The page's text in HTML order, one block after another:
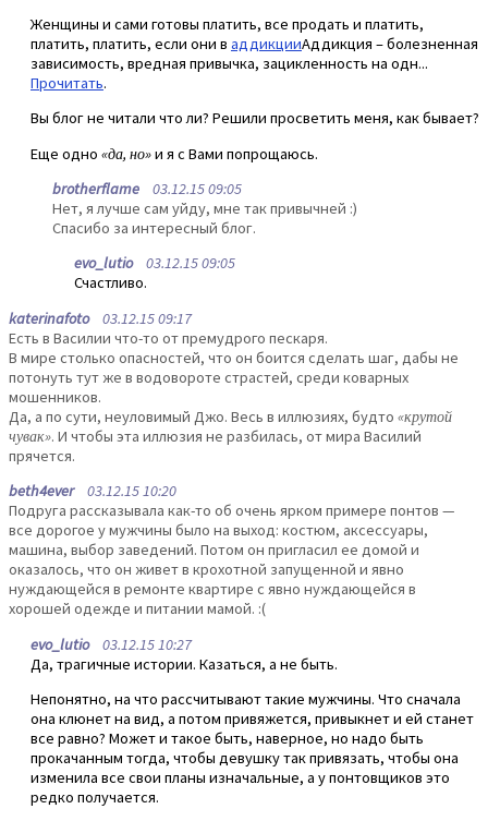
Женщины и сами готовы платить, все продать и платить,
платить, платить, если они в аддикцииАддикция – болезненная
зависимость, вредная привычка, зацикленность на одн...
Прочитать.
Вы блог не читали что ли? Решили просветить меня, как бывает?
Еще одно «да, но»и я с Вами попрощаюсь.
brotherflame 03.12.15 09:05
Нет, я лучше сам уйду, мне так привычней :)
Спасибо за интересный блог.
evo_lutio03.12.15 09:05
Счастливо.
katerinafoto03.12.15 09:17
Есть в Василии что-то от премудрого пескаря.
В мире столько опасностей, что он боится сделать шаг, дабы не
потонуть тут же в водовороте страстей, среди коварных
мошенников.
Да, а по сути, неуловимый Джо. Весь в иллюзиях, будто «крутой
чувак». И чтобы эта иллюзия не разбилась, от мира Василий
прячется.
beth4ever03.12.15 10:20
Подруга рассказывала как-то об очень ярком примере понтов —
все дорогое у мужчины было на выход: костюм, аксессуары,
машина, выбор заведений. Потом он пригласил ее домой и
оказалось, что он живет в крохотной запущенной и явно
нуждающейся в ремонте квартире с явно нуждающейся в
хорошей одежде и питании мамой. :(
evo_lutio03.12.15 10:27
Да, трагичные истории. Казаться, а не быть.
Непонятно, на что рассчитывают такие мужчины. Что сначала
она клюнет на вид, а потом привяжется, привыкнет и ей станет
все равно? Может и такое быть, наверное, но надо быть
прокачанным тогда, чтобы девушку так привязать, чтобы она
изменила все свои планы изначальные, а у понтовщиков это
редко получается.